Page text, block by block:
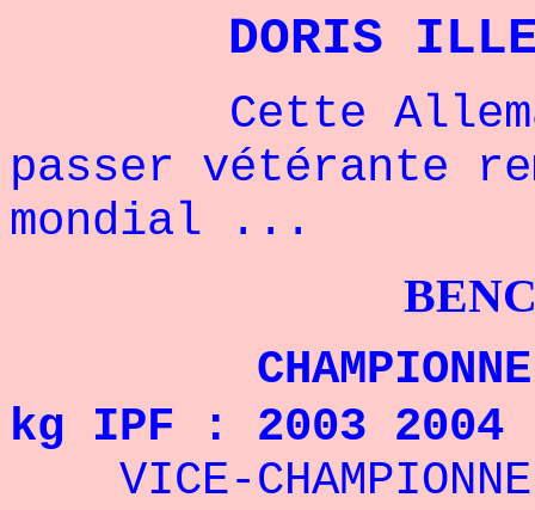
DORIS
Cette
passer vétérante
mondial ...
CHAMPIONNE DU
kg IPF : 2003 2004
VICE-